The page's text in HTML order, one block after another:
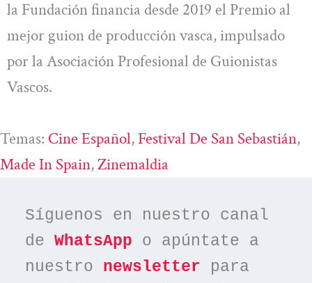
la Fundación financia desde 2019 el Premio al
mejor guion de producción vasca, impulsado
por la Asociación Profesional de Guionistas
Vascos.
Temas: Cine Español, Festival De San Sebastián
Made In Spain, Zinemaldia
Síguenos en nuestro canal
de WhatsApp o apúntate a
nuestro newsletter para